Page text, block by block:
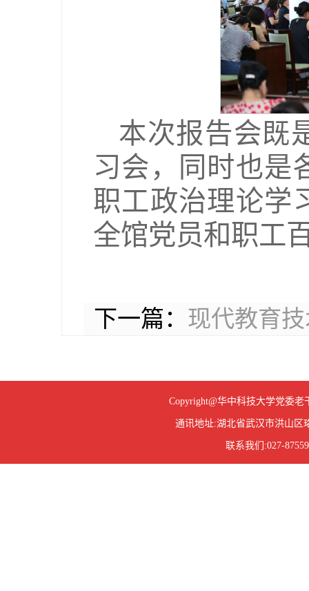
本次报告会既
习会，同时也是
职工政治理论学
全馆党员和职工
下一篇： 现代教育
Copyright@华中科技大学党委
通讯地址:湖北省武汉市洪山区
联系我们:027-